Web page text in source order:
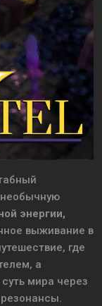
энергии,
выживание в
где
а
мира через
резонансы.